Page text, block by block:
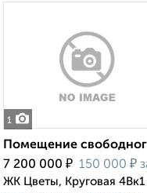
1
Помещение
7 200 000 ₽ 150 000 ₽
ЖК Цветы, Круговая 4Вк1